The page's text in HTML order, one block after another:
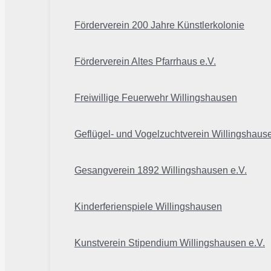
Förderverein 200 Jahre Künstlerkolonie
Förderverein Altes Pfarrhaus e.V.
Freiwillige Feuerwehr Willingshausen
Geflügel- und Vogelzuchtverein
Gesangverein 1892 Willingshausen e.V.
Kinderferienspiele Willingshausen
Kunstverein Stipendium Willingshausen e.V.